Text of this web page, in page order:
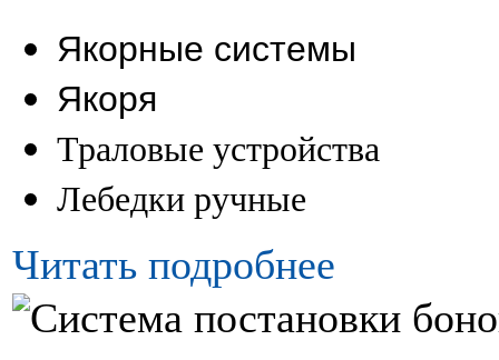
Якорные системы
Якоря
Траловые устройства
Лебедки ручные
Читать подробнее